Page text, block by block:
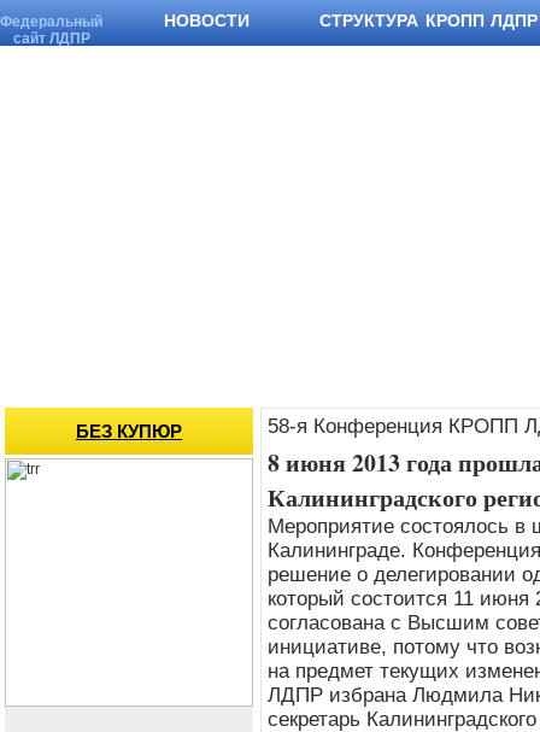
Федеральный
сайт ЛДПР
НОВОСТИ СТРУКТУРА КРОПП ЛДПР
58-я Конференция КРОПП
8 июня 2013 года
Калининградского
Мероприятие состоялось
Калининграде.
решение о делегировании
который состоится 11
согласована с Высшим
инициативе, потому что
на предмет текущих
ЛДПР избрана Людмила
секретарь
БЕЗ КУПЮР